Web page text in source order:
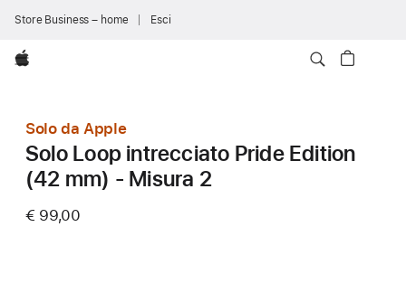
Store Business – home Esci
Apple
Solo da Apple
Solo Loop intrecciato Pride Edition
(42 mm) - Misura 2
€ 99,00